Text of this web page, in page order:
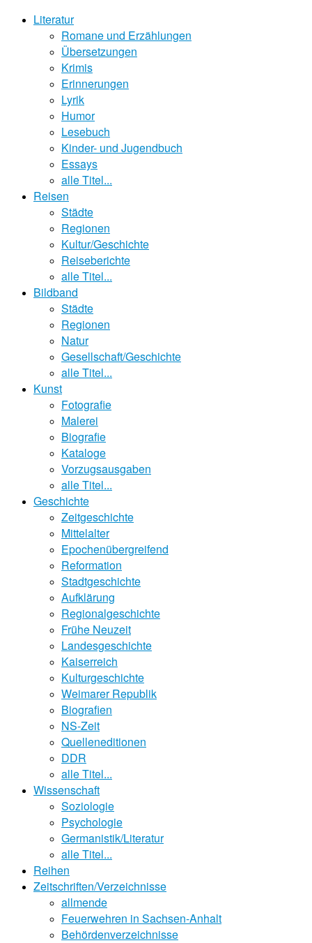
Literatur
Romane und Erzählungen
Übersetzungen
Krimis
Erinnerungen
Lyrik
Humor
Lesebuch
Kinder- und Jugendbuch
Essays
alle Titel...
Reisen
Städte
Regionen
Kultur/Geschichte
Reiseberichte
alle Titel...
Bildband
Städte
Regionen
Natur
Gesellschaft/Geschichte
alle Titel...
Kunst
Fotografie
Malerei
Biografie
Kataloge
Vorzugsausgaben
alle Titel...
Geschichte
Zeitgeschichte
Mittelalter
Epochenübergreifend
Reformation
Stadtgeschichte
Aufklärung
Regionalgeschichte
Frühe Neuzeit
Landesgeschichte
Kaiserreich
Kulturgeschichte
Weimarer Republik
Biografien
NS-Zeit
Quelleneditionen
DDR
alle Titel...
Wissenschaft
Soziologie
Psychologie
Germanistik/Literatur
alle Titel...
Reihen
Zeitschriften/Verzeichnisse
allmende
Feuerwehren in Sachsen-Anhalt
Behördenverzeichnisse